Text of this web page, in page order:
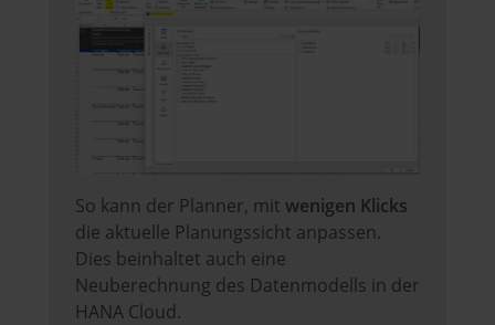
So kann der Planner, mit wenigen Klicks
die aktuelle Planungssicht anpassen.
Dies beinhaltet auch eine
Neuberechnung des Datenmodells in der
HANA Cloud.